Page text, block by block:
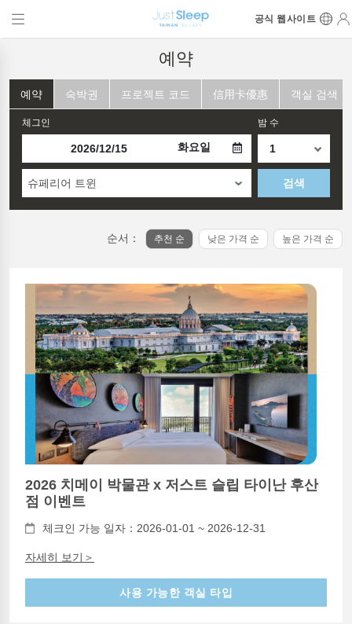
공식 웹사이트
예약
예약 숙박권 프로젝트 코드 信用卡優惠 객실 검색
체그인
화요일
밤 수
슈페리어 트윈 검색
순서： 추천 순 낮은 가격 순 높은 가격 순
2026 치메이 박물관 x 저스트 슬립 타이난 후산
점 이벤트
체크인 가능 일자：2026-01-01 ~ 2026-12-31
자세히 보기＞
사용 가능한 객실 타입